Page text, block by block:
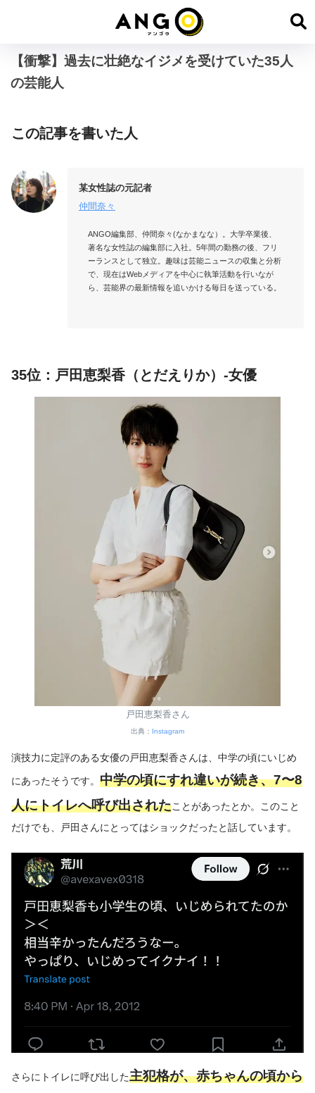
【衝撃】過去に壮絶なイジメを受けていた35人
の芸能人
この記事を書いた人
某女性誌の元記者
仲間奈々
ANGO編集部、仲間奈々(なかまなな）。大学卒業後、
著名な女性誌の編集部に入社。5年間の勤務の後、フリ
ーランスとして独立。趣味は芸能ニュースの収集と分析
で、現在はWebメディアを中心に執筆活動を行いなが
ら、芸能界の最新情報を追いかける毎日を送っている。
35位：戸田恵梨香（とだえりか）-女優
戸田恵梨香さん
出典： Instagram
演技力に定評のある女優の戸田恵梨香さんは、中学の頃にいじめ
にあったそうです。 中学の頃にすれ違いが続き、7〜8
人にトイレへ呼び出されたことがあったとか。このこと
だけでも、戸田さんにとってはショックだったと話しています。
さらにトイレに呼び出した主犯格が、赤ちゃんの頃から